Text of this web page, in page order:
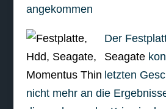
angekommen
Der
Seagate
letzten
nicht mehr an die